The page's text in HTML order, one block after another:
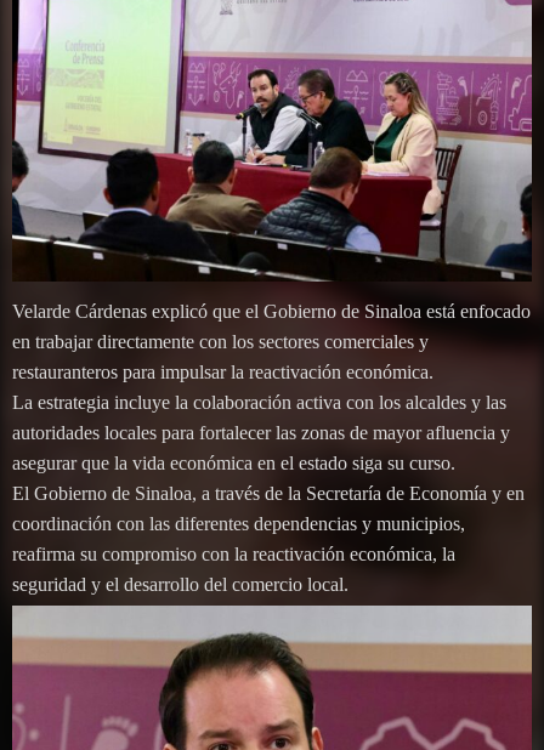
Velarde Cárdenas explicó que el Gobierno de Sinaloa está enfocado
en trabajar directamente con los sectores comerciales y
restauranteros para impulsar la reactivación económica.
La estrategia incluye la colaboración activa con los alcaldes y las
autoridades locales para fortalecer las zonas de mayor afluencia y
asegurar que la vida económica en el estado siga su curso.
El Gobierno de Sinaloa, a través de la Secretaría de Economía y en
coordinación con las diferentes dependencias y municipios,
reafirma su compromiso con la reactivación económica, la
seguridad y el desarrollo del comercio local.